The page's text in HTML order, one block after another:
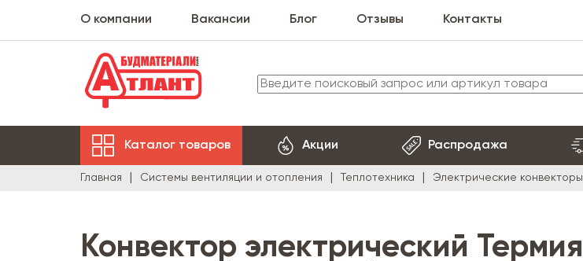
О компании Вакансии Блог Отзывы Контакты
Каталог товаров Акции Распродажа
Главная Системы вентиляции и отопления Теплотехника Электрические конвекторы
Конвектор электрический Термия